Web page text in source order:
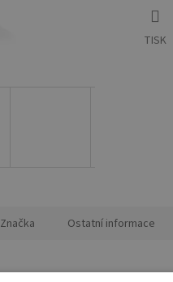
TISK
Značka Ostatní informace